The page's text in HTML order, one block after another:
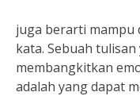
juga berarti mampu
kata. Sebuah
membangkitkan
adalah yang dapat